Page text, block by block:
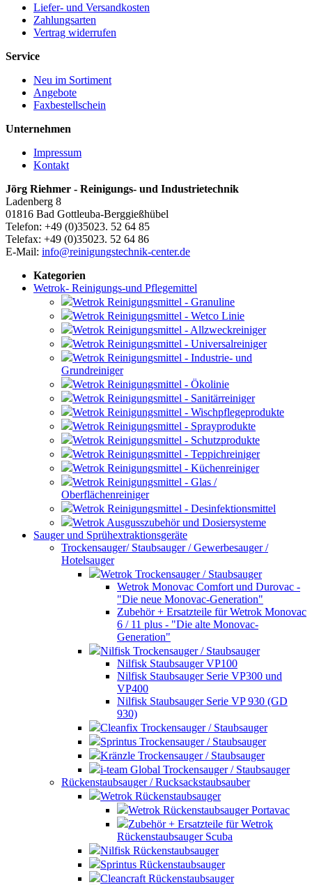
Liefer- und Versandkosten
Zahlungsarten
Vertrag widerrufen
Service
Neu im Sortiment
Angebote
Faxbestellschein
Unternehmen
Impressum
Kontakt
Jörg Riehmer - Reinigungs- und Industrietechnik
Ladenberg 8
01816 Bad Gottleuba-Berggießhübel
Telefon: +49 (0)35023. 52 64 85
Telefax: +49 (0)35023. 52 64 86
E-Mail: info@reinigungstechnik-center.de
Kategorien
Wetrok- Reinigungs-und Pflegemittel
Wetrok Reinigungsmittel - Granuline
Wetrok Reinigungsmittel - Wetco Linie
Wetrok Reinigungsmittel - Allzweckreiniger
Wetrok Reinigungsmittel - Universalreiniger
Wetrok Reinigungsmittel - Industrie- und
Grundreiniger
Wetrok Reinigungsmittel - Ökolinie
Wetrok Reinigungsmittel - Sanitärreiniger
Wetrok Reinigungsmittel - Wischpflegeprodukte
Wetrok Reinigungsmittel - Sprayprodukte
Wetrok Reinigungsmittel - Schutzprodukte
Wetrok Reinigungsmittel - Teppichreiniger
Wetrok Reinigungsmittel - Küchenreiniger
Wetrok Reinigungsmittel - Glas /
Oberflächenreiniger
Wetrok Reinigungsmittel - Desinfektionsmittel
Wetrok Ausgusszubehör und Dosiersysteme
Sauger und Sprühextraktionsgeräte
Trockensauger/ Staubsauger / Gewerbesauger /
Hotelsauger
Wetrok Trockensauger / Staubsauger
Wetrok Monovac Comfort und Durovac -
"Die neue Monovac-Generation"
Zubehör + Ersatzteile für Wetrok Monovac
6 / 11 plus - "Die alte Monovac-
Generation"
Nilfisk Trockensauger / Staubsauger
Nilfisk Staubsauger VP100
Nilfisk Staubsauger Serie VP300 und
VP400
Nilfisk Staubsauger Serie VP 930 (GD
930)
Cleanfix Trockensauger / Staubsauger
Sprintus Trockensauger / Staubsauger
Kränzle Trockensauger / Staubsauger
i-team Global Trockensauger / Staubsauger
Rückenstaubsauger / Rucksackstaubsauber
Wetrok Rückenstaubsauger
Wetrok Rückenstaubsauger Portavac
Zubehör + Ersatzteile für Wetrok
Rückenstaubsauger Scuba
Nilfisk Rückenstaubsauger
Sprintus Rückenstaubsauger
Cleancraft Rückenstaubsauger